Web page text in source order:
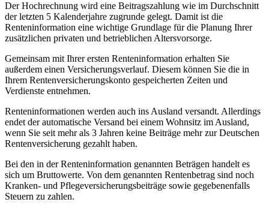
Der Hochrechnung wird eine Beitragszahlung wie im Durchschnitt
der letzten 5 Kalenderjahre zugrunde gelegt. Damit ist die
Renteninformation eine wichtige Grundlage für die Planung Ihrer
zusätzlichen privaten und betrieblichen Altersvorsorge.
Gemeinsam mit Ihrer ersten Renteninformation erhalten Sie
außerdem einen Versicherungsverlauf. Diesem können Sie die in
Ihrem Rentenversicherungskonto gespeicherten Zeiten und
Verdienste entnehmen.
Renteninformationen werden auch ins Ausland versandt. Allerdings
endet der automatische Versand bei einem Wohnsitz im Ausland,
wenn Sie seit mehr als 3 Jahren keine Beiträge mehr zur Deutschen
Rentenversicherung gezahlt haben.
Bei den in der Renteninformation genannten Beträgen handelt es
sich um Bruttowerte. Von dem genannten Rentenbetrag sind noch
Kranken- und Pflegeversicherungsbeiträge sowie gegebenenfalls
Steuern zu zahlen.